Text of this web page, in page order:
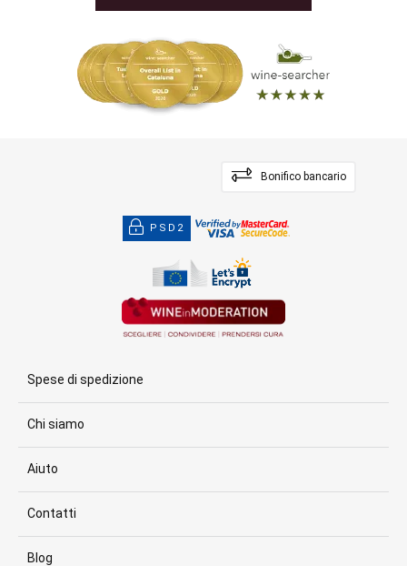
Bonifico bancario
PSD2
Spese di spedizione
Chi siamo
Aiuto
Contatti
Blog